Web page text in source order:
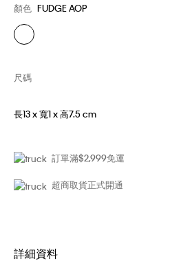
顏色 FUDGE AOP
尺碼
長13 x 寬1 x 高7.5 cm
訂單滿$2,999免運
超商取貨正式開通
詳細資料